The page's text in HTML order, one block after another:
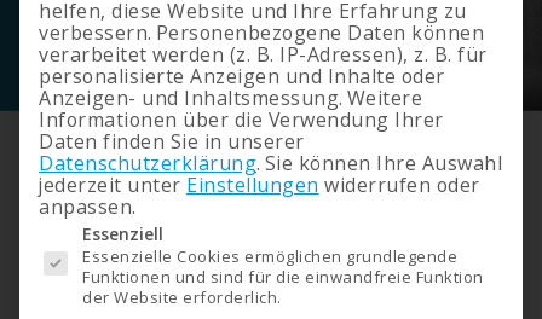
Klienten-Information
Rückforderung von
Förderungen infolge
Mietzinsminderung und
OÖ-Regionalprämie
helfen, diese Website und Ihre Erfahrung zu
verbessern. Personenbezogene Daten können
verarbeitet werden (z. B. IP-Adressen), z. B. für
personalisierte Anzeigen und Inhalte oder
Anzeigen- und Inhaltsmessung. Weitere
Informationen über die Verwendung Ihrer
Daten finden Sie in unserer
Datenschutzerklärung. Sie können Ihre Auswahl
jederzeit unter Einstellungen widerrufen oder
anpassen.
Es folgt eine Liste der Service-Gruppen, für die eine Einwilligung erteilt werden kann.
Essenziell
Essenzielle Cookies ermöglichen grundlegende
Funktionen und sind für die einwandfreie Funktion
der Website erforderlich.